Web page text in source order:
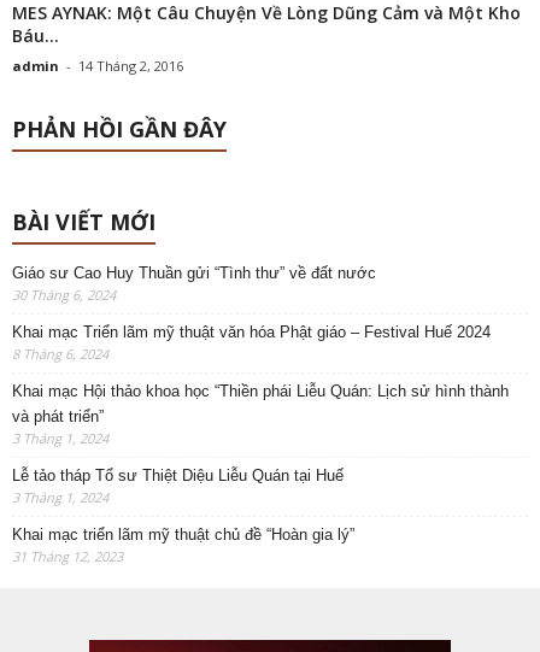
MES AYNAK: Một Câu Chuyện Về Lòng Dũng Cảm và Một Kho
Báu...
admin - 14 Tháng 2, 2016
PHẢN HỒI GẦN ĐÂY
BÀI VIẾT MỚI
Giáo sư Cao Huy Thuần gửi “Tình thư” về đất nước
30 Tháng 6, 2024
Khai mạc Triển lãm mỹ thuật văn hóa Phật giáo – Festival Huế 2024
8 Tháng 6, 2024
Khai mạc Hội thảo khoa học “Thiền phái Liễu Quán: Lịch sử hình thành
và phát triển”
3 Tháng 1, 2024
Lễ tảo tháp Tổ sư Thiệt Diệu Liễu Quán tại Huế
3 Tháng 1, 2024
Khai mạc triển lãm mỹ thuật chủ đề “Hoàn gia lý”
31 Tháng 12, 2023